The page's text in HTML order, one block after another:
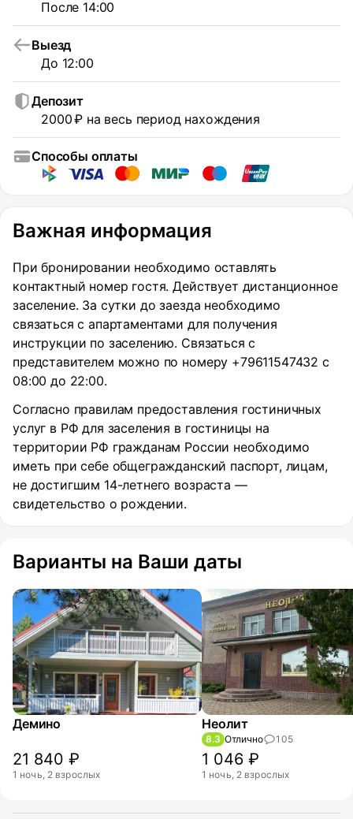
После 14:00
Выезд
До 12:00
Депозит
2000 ₽ на весь период нахождения
Способы оплаты
Важная информация
При бронировании необходимо оставлять
контактный номер гостя. Действует дистанционное
заселение. За сутки до заезда необходимо
связаться с апартаментами для получения
инструкции по заселению. Связаться с
представителем можно по номеру +79611547432 с
08:00 до 22:00.
Согласно правилам предоставления гостиничных
услуг в РФ для заселения в гостиницы на
территории РФ гражданам России необходимо
иметь при себе общегражданский паспорт, лицам,
не достигшим 14-летнего возраста —
свидетельство о рождении.
Варианты на Ваши даты
Демино
21 840 ₽
1 ночь, 2 взрослых
Неолит
8.3 Отлично 105
1 046 ₽
1 ночь, 2 взрослых